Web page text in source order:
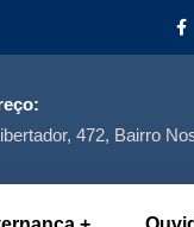
472, Bairro